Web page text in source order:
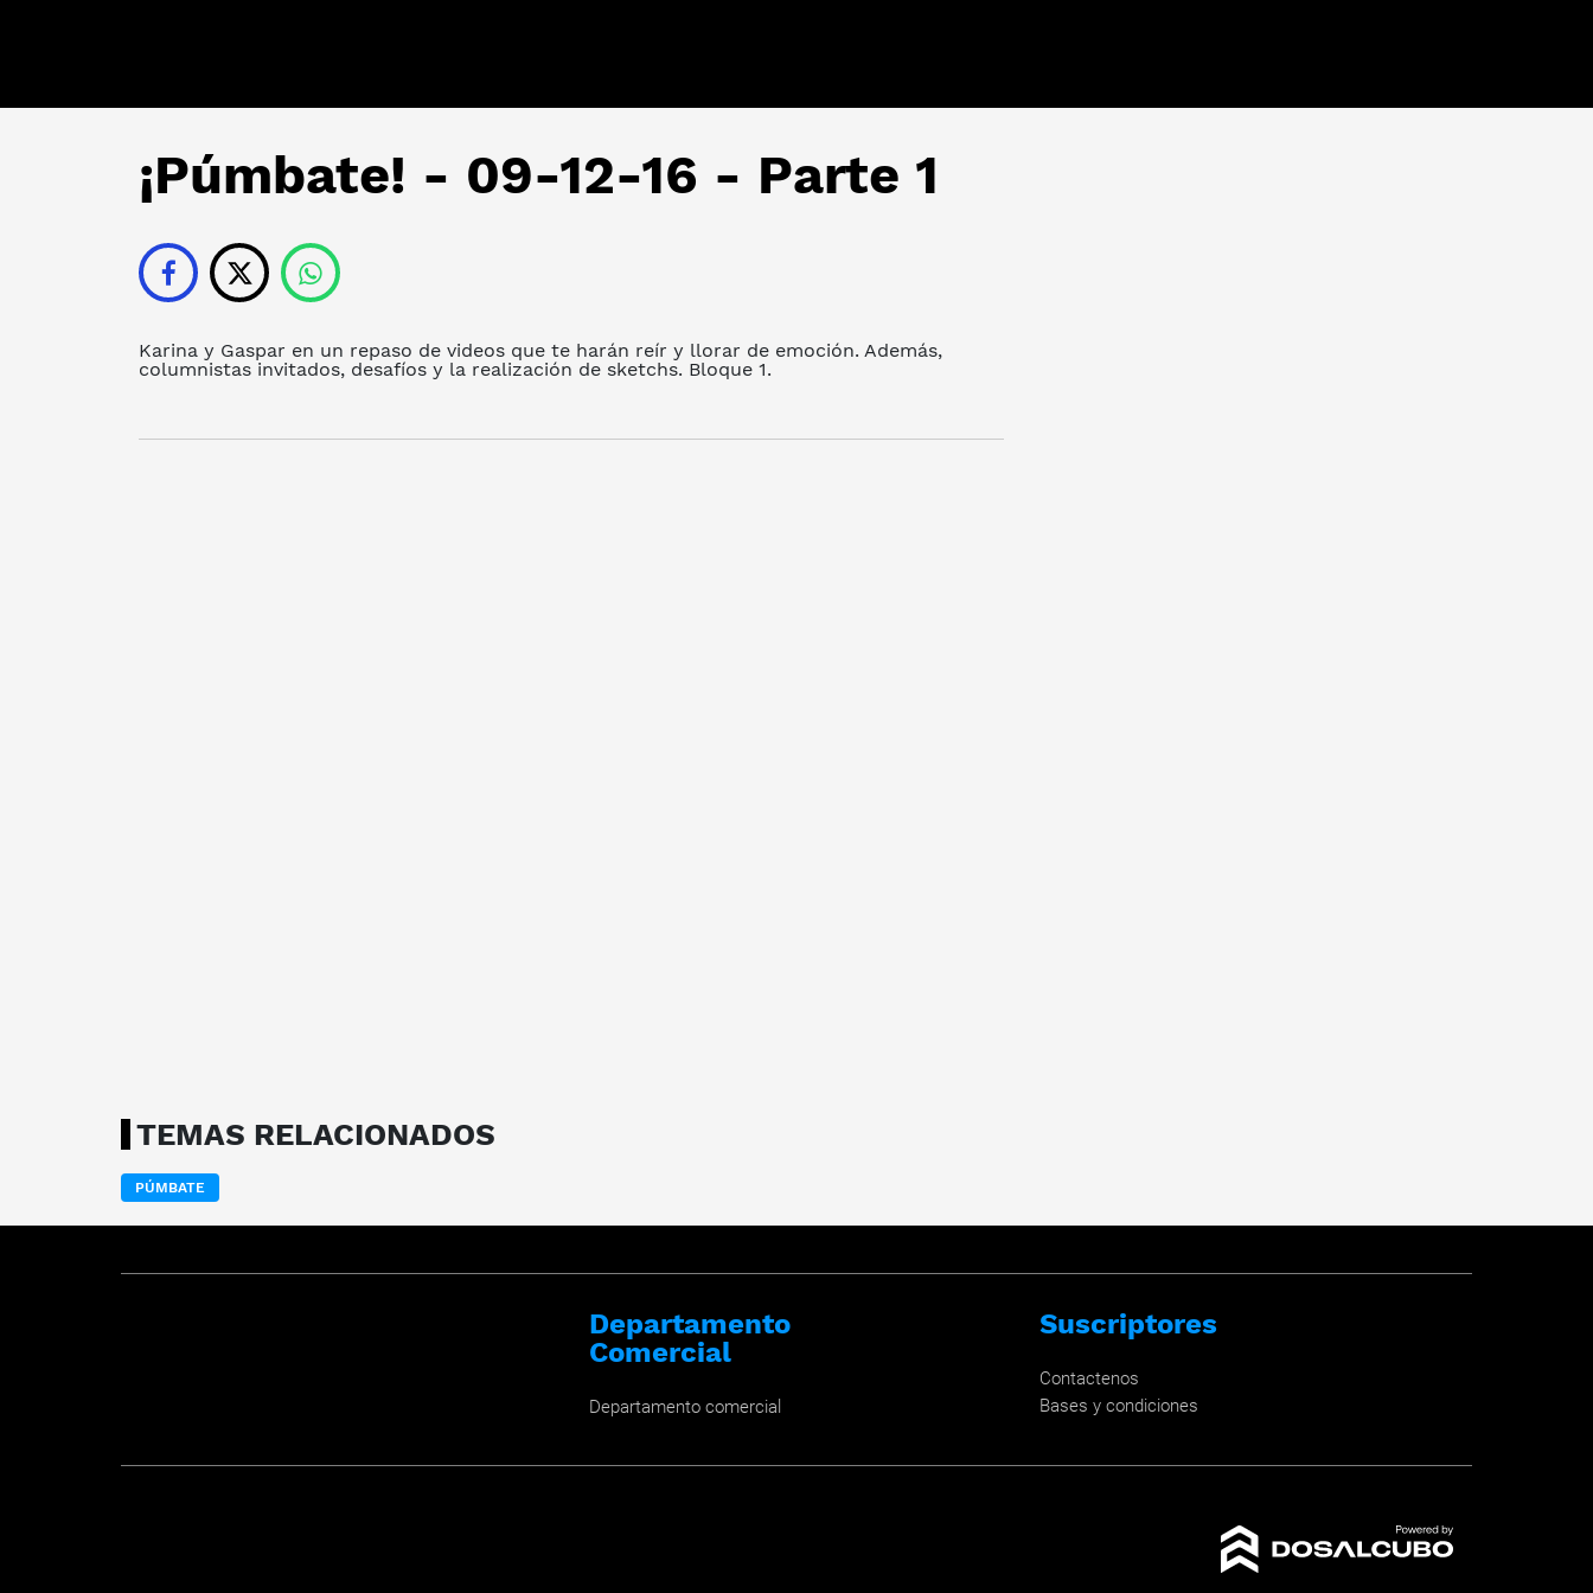
¡Púmbate! - 09-12-16 - Parte 1
Karina y Gaspar en un repaso de videos que te harán reír y llorar de emoción. Además,
columnistas invitados, desafíos y la realización de sketchs. Bloque 1.
TEMAS RELACIONADOS
PÚMBATE
Departamento
Comercial
Departamento comercial
Suscriptores
Contactenos
Bases y condiciones